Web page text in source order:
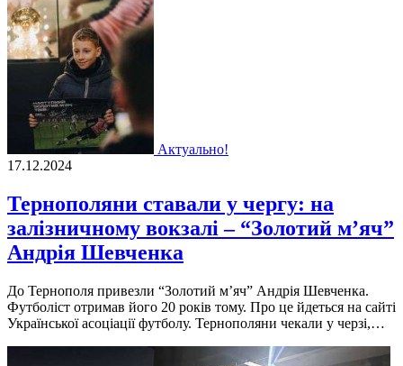
Актуально!
17.12.2024
Тернополяни ставали у чергу: на
залізничному вокзалі – “Золотий м’яч”
Андрія Шевченка
До Тернополя привезли “Золотий м’яч” Андрія Шевченка.
Футболіст отримав його 20 років тому. Про це йдеться на сайті
Української асоціації футболу. Тернополяни чекали у черзі,…